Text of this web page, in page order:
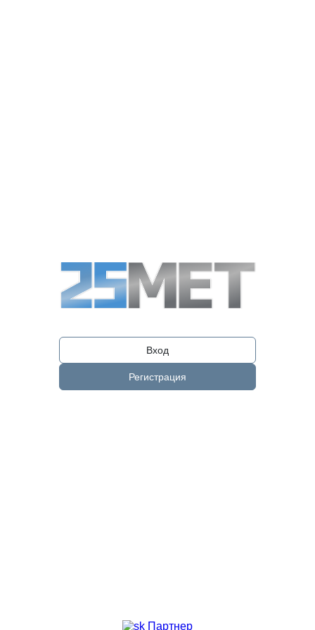
Вход
Регистрация